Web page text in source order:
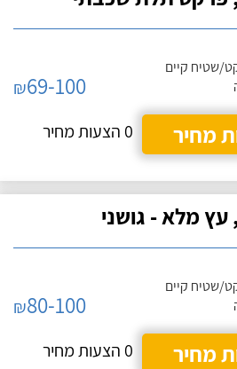
שטיח קיים
₪69-100
מחיר
0 הצעות מחיר
מלא - גושני
שטיח קיים
₪80-100
מחיר
0 הצעות מחיר